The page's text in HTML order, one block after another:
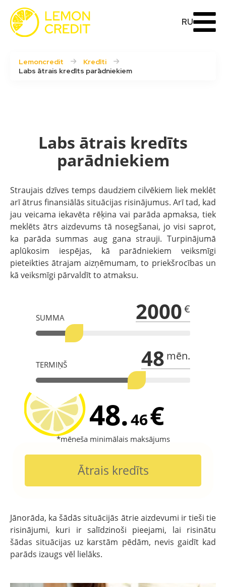
RU
Lemoncredit
Kredīti
Labs ātrais kredīts parādniekiem
Labs ātrais kredīts
parādniekiem
Straujais dzīves temps daudziem cilvēkiem liek meklēt
arī ātrus finansiālās situācijas risinājumus. Arī tad, kad
jau veicama iekavēta rēķina vai parāda apmaksa, tiek
meklēts ātrs aizdevums tā nosegšanai, jo visi saprot,
ka parāda summas aug gana strauji. Turpinājumā
aplūkosim iespējas, kā parādniekiem veiksmīgi
pieteikties ātrajam aizņēmumam, to priekšrocības un
kā veiksmīgi pārvaldīt to atmaksu.
SUMMA 2000€
TERMIŅŠ 48 mēn.
48.46€
*mēneša minimālais maksājums
Ātrais kredīts
Jānorāda, ka šādās situācijās ātrie aizdevumi ir tieši tie
risinājumi, kuri ir salīdzinoši pieejami, lai risinātu
šādas situācijas uz karstām pēdām, nevis gaidīt kad
parāds izaugs vēl lielāks.